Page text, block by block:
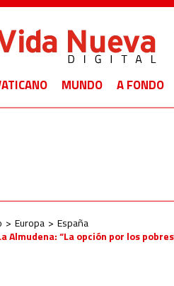
MUNDO A FONDO
Europa
España
Almudena: “La opción por los